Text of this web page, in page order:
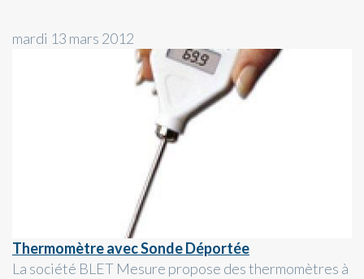
mardi 13 mars 2012
Thermomètre avec Sonde Déportée
La société BLET Mesure propose des thermomètres à